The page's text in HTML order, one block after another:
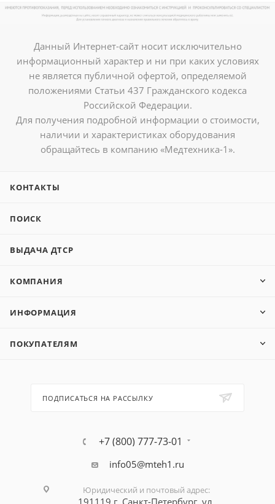
Данный Интернет-сайт носит исключительно
информационный характер и ни при каких условиях
не является публичной офертой, определяемой
положениями Статьи 437 Гражданского кодекса
Российской Федерации.
Для получения подробной информации о стоимости,
наличии и характеристиках оборудования
обращайтесь в компанию «Медтехника-1».
КОНТАКТЫ
ПОИСК
ВЫДАЧА ДТСР
КОМПАНИЯ
ИНФОРМАЦИЯ
ПОКУПАТЕЛЯМ
ПОДПИСАТЬСЯ НА РАССЫЛКУ
+7 (800) 777-73-01
info05@mteh1.ru
Юридический и почтовый адрес:
191119 г. Санкт-Петербург, ул.